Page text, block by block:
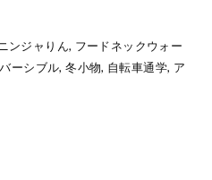
ンジャりん, フードネックウォー
ーシブル, 冬小物, 自転車通学, ア